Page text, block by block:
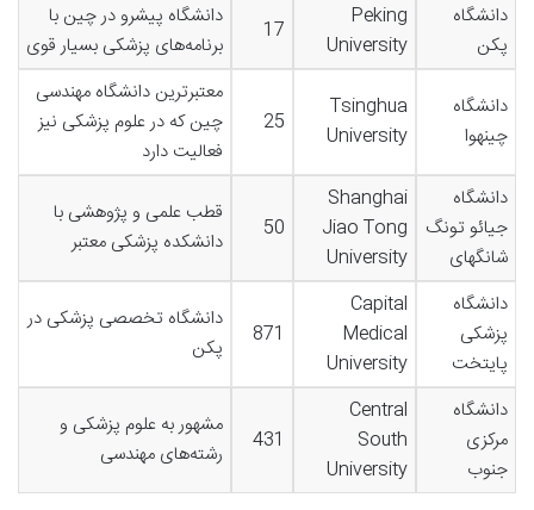
دانشگاه
پکن
Peking
University
17
دانشگاه پیشرو در چین با
برنامه‌های پزشکی بسیار قوی
دانشگاه
چینهوا
Tsinghua
University
25
معتبرترین دانشگاه مهندسی
چین که در علوم پزشکی نیز
فعالیت دارد
دانشگاه
جیائو تونگ
شانگهای
Shanghai
Jiao Tong
University
50
قطب علمی و پژوهشی با
دانشکده پزشکی معتبر
دانشگاه
پزشکی
پایتخت
Capital
Medical
University
871
دانشگاه تخصصی پزشکی در
پکن
دانشگاه
مرکزی
جنوب
Central
South
University
431
مشهور به علوم پزشکی و
رشته‌های مهندسی